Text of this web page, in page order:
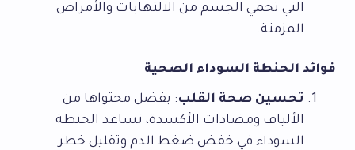
التي تحمي الجسم من الالتهابات والأمراض
المزمنة.
فوائد الحنطة السوداء الصحية
تحسين صحة القلب: بفضل محتواها من
الألياف ومضادات الأكسدة، تساعد الحنطة
السوداء في خفض ضغط الدم وتقليل خطر